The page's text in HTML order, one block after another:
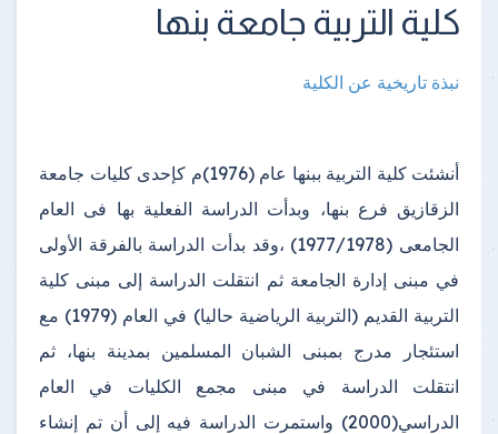
كلية التربية جامعة بنها
نبذة تاريخية عن الكلية
أنشئت كلية التربية ببنها عام (1976)م كإحدى كليات جامعة
الزقازيق فرع بنها، وبدأت الدراسة الفعلية بها فى العام
الجامعى (1977/1978) ،وقد بدأت الدراسة بالفرقة الأولى
في مبنى إدارة الجامعة ثم انتقلت الدراسة إلى مبنى كلية
التربية القديم (التربية الرياضية حاليا) في العام (1979) مع
استئجار مدرج بمبنى الشبان المسلمين بمدينة بنها، ثم
انتقلت الدراسة في مبنى مجمع الكليات في العام
الدراسي(2000) واستمرت الدراسة فيه إلى أن تم إنشاء